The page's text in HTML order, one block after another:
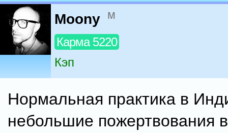
Moony м
Карма 5220
Кэп
Нормальная практика в
небольшие пожертвования